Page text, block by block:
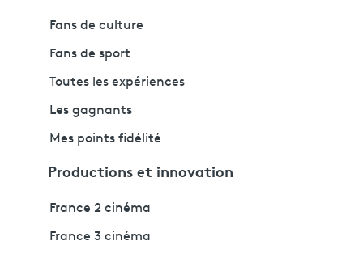
Fans de culture
Fans de sport
Toutes les expériences
Les gagnants
Mes points fidélité
Productions et innovation
France 2 cinéma
France 3 cinéma